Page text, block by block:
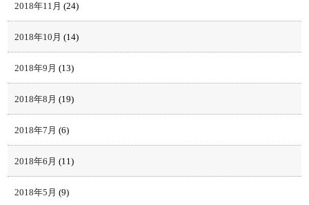
2018年11月 (24)
2018年10月 (14)
2018年9月 (13)
2018年8月 (19)
2018年7月 (6)
2018年6月 (11)
2018年5月 (9)